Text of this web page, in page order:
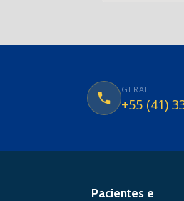
GERAL
+55 (41)
Pacientes e